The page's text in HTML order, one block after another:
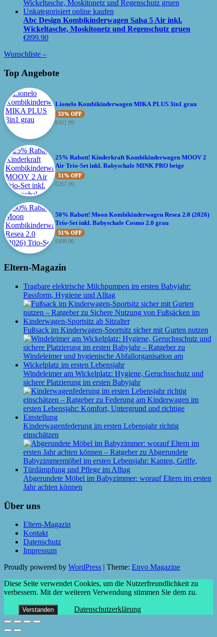
Abc Design Kombikinderwagen Salsa 5 Air inkl.
Wickeltasche, Moskitonetz und Regenschutz gruen
€899.90
Wunschliste –
Top Angebote
Lionelo Kombikinderwagen MIKA PLUS 3in1 grau
53% OFF
€431.99
25% Rabatt! Kinderkraft Kombikinderwagen MOOV 2
Air Trio-Set inkl. Babyschale MINK PRO beige
51% OFF
€267.99
50% Rabatt! Moon Kombikinderwagen Resea 2.0 (2026)
Trio-Set inkl. Babyschale Cosmo 2.0 grau
51% OFF
€699.00
Eltern-Magazin
Tragbare elektrische Milchpumpen im ersten Babyjahr:
Passform, Hygiene und Alltag
Fußsack im Kinderwagen-Sportsitz sicher mit Gurten nutzen
Windeleimer am Wickelplatz: Hygiene, Geruchsschutz und
sichere Platzierung im ersten Babyjahr
Kinderwagenfederung im ersten Lebensjahr richtig
einschätzen
Abgerundete Möbel im Babyzimmer: worauf Eltern im ersten
Jahr achten können
Über uns
Eltern-Magazin
Kontakt
Datenschutz
Impressum
Proudly powered by WordPress Theme: Envo Magazine
Diese Seite verwendet Cookies, um die Nutzerfreundlichkeit zu
verbessern. Mit der weiteren Verwendung stimmen Sie dem zu.
Verstanden Datenschutzerklärung